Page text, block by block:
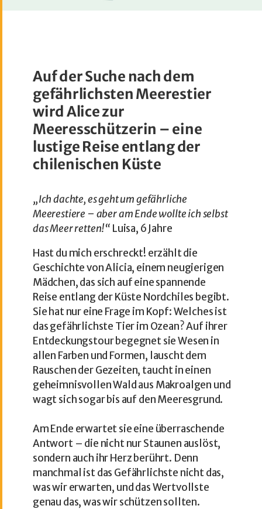
Auf der Suche nach dem
gefährlichsten Meerestier
wird Alice zur
Meeresschützerin – eine
lustige Reise entlang der
chilenischen Küste
„Ich dachte, es geht um gefährliche
Meerestiere – aber am Ende wollte ich selbst
das Meer retten!“ Luisa, 6 Jahre
Hast du mich erschreckt! erzählt die
Geschichte von Alicia, einem neugierigen
Mädchen, das sich auf eine spannende
Reise entlang der Küste Nordchiles begibt.
Sie hat nur eine Frage im Kopf: Welches ist
das gefährlichste Tier im Ozean? Auf ihrer
Entdeckungstour begegnet sie Wesen in
allen Farben und Formen, lauscht dem
Rauschen der Gezeiten, taucht in einen
geheimnisvollen Wald aus Makroalgen und
wagt sich sogar bis auf den Meeresgrund.
Am Ende erwartet sie eine überraschende
Antwort – die nicht nur Staunen auslöst,
sondern auch ihr Herz berührt. Denn
manchmal ist das Gefährlichste nicht das,
was wir erwarten, und das Wertvollste
genau das, was wir schützen sollten.